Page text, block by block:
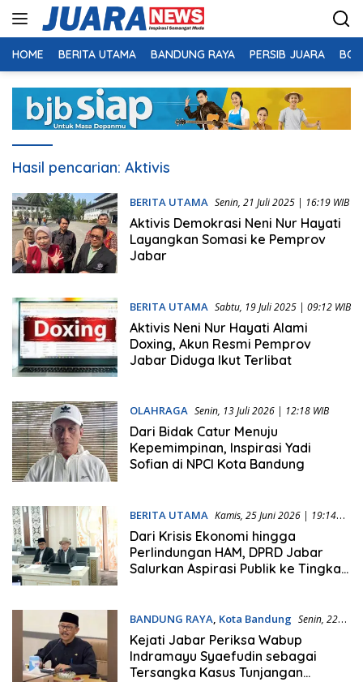
HOME BERITA UTAMA BANDUNG RAYA PERSIB JUARA
Hasil pencarian: Aktivis
BERITA UTAMA Senin, 21 Juli 2025 | 16:19 WIB
Aktivis Demokrasi Neni Nur Hayati
Layangkan Somasi ke Pemprov
Jabar
BERITA UTAMA Sabtu, 19 Juli 2025 | 09:12 WIB
Aktivis Neni Nur Hayati Alami
Doxing, Akun Resmi Pemprov
Jabar Diduga Ikut Terlibat
OLAHRAGA Senin, 13 Juli 2026 | 12:18 WIB
Dari Bidak Catur Menuju
Kepemimpinan, Inspirasi Yadi
Sofian di NPCI Kota Bandung
BERITA UTAMA Kamis, 25 Juni 2026 | 19:14
WIB
Dari Krisis Ekonomi hingga
Perlindungan HAM, DPRD Jabar
Salurkan Aspirasi Publik ke Tingkat
BANDUNG RAYA, Kota Bandung Senin, 22
Juni 2026 | 15:09 WIB
Kejati Jabar Periksa Wabup
Indramayu Syaefudin sebagai
Tersangka Kasus Tunjangan